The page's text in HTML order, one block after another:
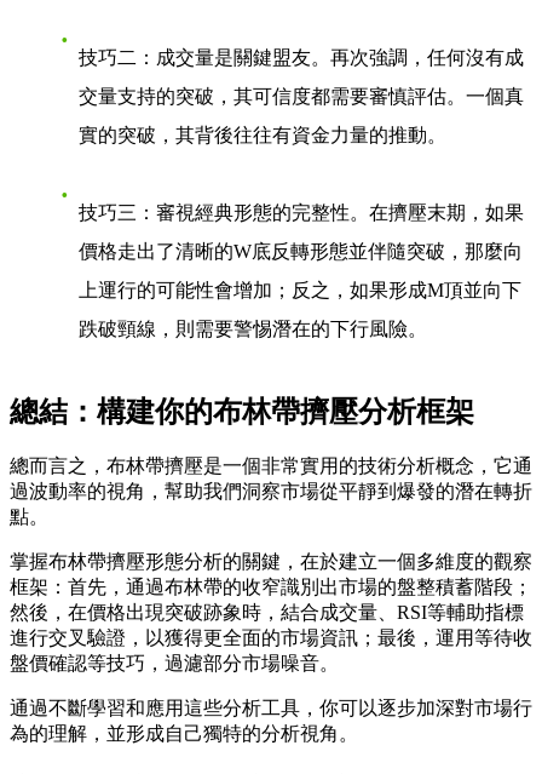
技巧二：成交量是關鍵盟友。再次強調，任何沒有成
交量支持的突破，其可信度都需要審慎評估。一個真
實的突破，其背後往往有資金力量的推動。
技巧三：審視經典形態的完整性。在擠壓末期，如果
價格走出了清晰的W底反轉形態並伴隨突破，那麼向
上運行的可能性會增加；反之，如果形成M頂並向下
跌破頸線，則需要警惕潛在的下行風險。
總結：構建你的布林帶擠壓分析框架
總而言之，布林帶擠壓是一個非常實用的技術分析概念，它通
過波動率的視角，幫助我們洞察市場從平靜到爆發的潛在轉折
點。
掌握布林帶擠壓形態分析的關鍵，在於建立一個多維度的觀察
框架：首先，通過布林帶的收窄識別出市場的盤整積蓄階段；
然後，在價格出現突破跡象時，結合成交量、RSI等輔助指標
進行交叉驗證，以獲得更全面的市場資訊；最後，運用等待收
盤價確認等技巧，過濾部分市場噪音。
通過不斷學習和應用這些分析工具，你可以逐步加深對市場行
為的理解，並形成自己獨特的分析視角。